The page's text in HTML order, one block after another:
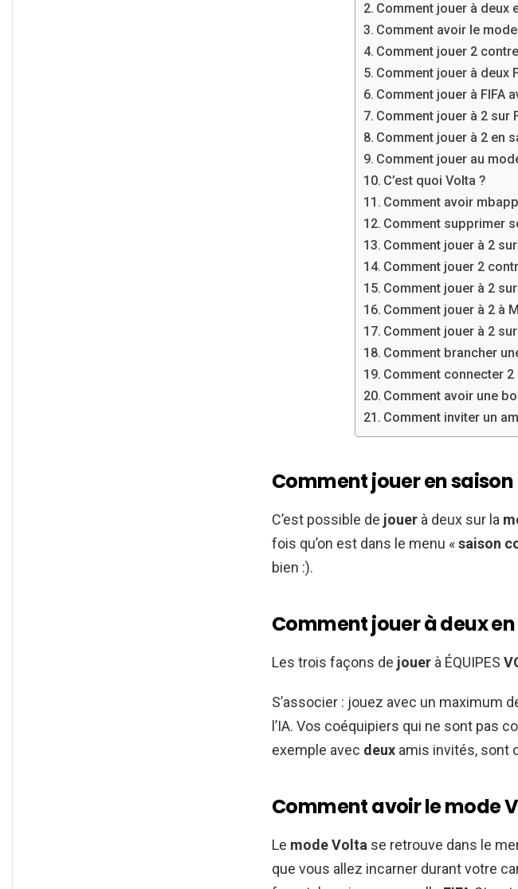
Comment jouer à deux
Comment avoir le mode
Comment jouer 2
Comment jouer à deux
Comment jouer à FIFA
Comment jouer à 2 sur
Comment jouer à 2 en
Comment jouer au
C’est quoi Volta ?
Comment avoir
Comment supprimer
Comment jouer à 2 sur
Comment jouer 2
Comment jouer à 2
Comment jouer à 2 à
Comment jouer à 2
Comment brancher
Comment connecter
Comment avoir une
Comment inviter un
Comment jouer en
C’est possible de jouer à deux sur la
fois qu’on est dans le menu «saison
bien :).
Comment jouer à deux
Les trois façons de jouer à ÉQUIPES
S’associer : jouez avec un maximum
l’IA. Vos coéquipiers qui ne sont pas
exemple avec deux amis invités, sont
Comment avoir le mode
Le mode Volta se retrouve dans le
que vous allez incarner durant votre